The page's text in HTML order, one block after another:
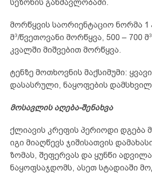
სეზონის განმავლობაში.
მორწყვის საორიენტაციო ნორმა 1
მ3/წვეთოვანი მორწყვა, 500 – 700 მ3
კვალში მიშვებით მორწყვა.
ტენზე მოთხოვნის მაქსიმუმი:
დასასრული, ნაყოფების
მოსავლის აღება-შენახვა
ქლიავის კრეფის პერიოდი დგება
იგი მიაღწევს ჯიშისათვის
ზომას, შეფერვას და ყუნწი
ნაყოფსაჯდომს, ასეთ სტადიაში